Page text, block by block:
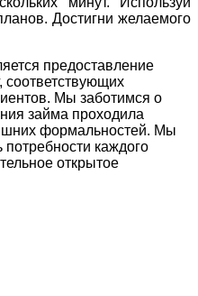
Достигни желаемого
предоставление
соответствующих
Мы заботимся о
займа проходила
формальностей. Мы
каждого
открытое